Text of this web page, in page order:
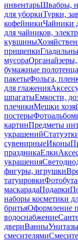
инвентарьШвабры,
для уборкиТурки,
кофейникиЧайники
для чайников,
кувшины
прищепки
мусора
бумажные полотенца
пакетыФольга,
для глажения
шпагатыЕмкости,
плечикиМешки
постеры
картинПредметы
украшений
сувенирныеИконы
праздникаЕлки
украшения
фигуры, игрушки
татуировки
маскарадаПодарки
наборы косметики
бритьяОформление
водоснабжение
двериВанныУнитазы
смесителями